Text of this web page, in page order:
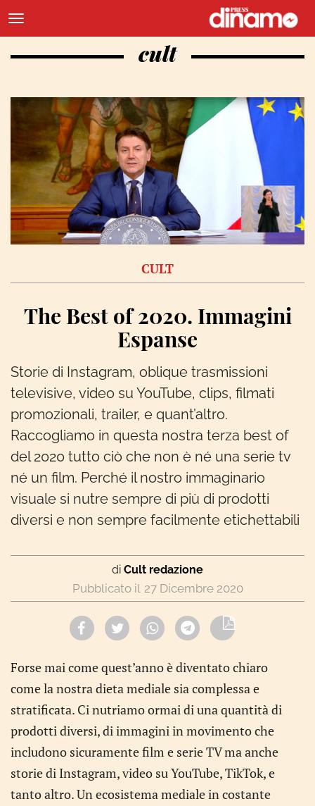
cult
CULT
The Best of 2020. Immagini
Espanse
Storie di Instagram, oblique trasmissioni
televisive, video su YouTube, clips, filmati
promozionali, trailer, e quant’altro.
Raccogliamo in questa nostra terza best of
del 2020 tutto ciò che non è né una serie tv
né un film. Perché il nostro immaginario
visuale si nutre sempre di più di prodotti
diversi e non sempre facilmente etichettabili
di Cult redazione
27 Dicembre 2020
Forse mai come quest’anno è diventato chiaro
come la nostra dieta mediale sia complessa e
stratificata. Ci nutriamo ormai di una quantità di
prodotti diversi, di immagini in movimento che
includono sicuramente film e serie TV ma anche
storie di Instagram, video su YouTube, TikTok, e
tanto altro. Un ecosistema mediale in costante